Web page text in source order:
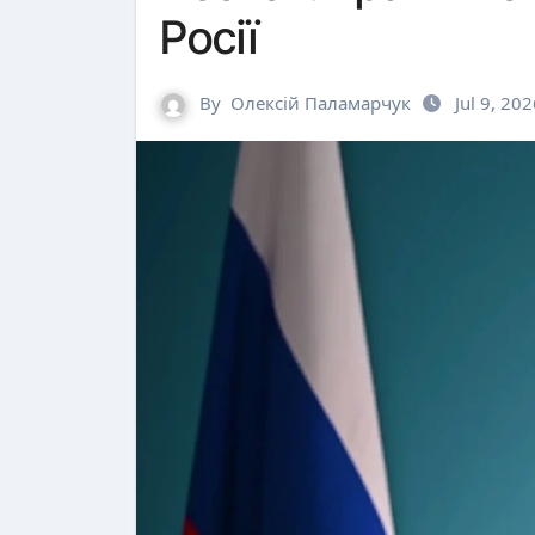
Росії
By Олексій Паламарчук Jul 9,